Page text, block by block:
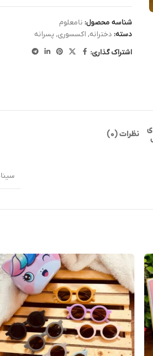
شناسه محصول: نامعلوم
دسته: دخترانه, اکسسوری, پسرانه
اشتراک گذاری:
نظرات (0)